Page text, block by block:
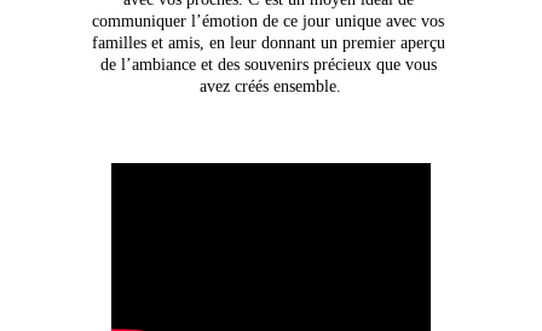
communiquer l’émotion de ce jour unique avec vos
familles et amis, en leur donnant un premier aperçu
de l’ambiance et des souvenirs précieux que vous
avez créés ensemble.